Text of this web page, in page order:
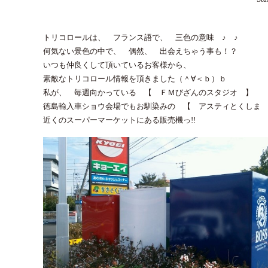
トリコロールは、 フランス語で、 三色の意味 ♪ ♪
何気ない景色の中で、 偶然、 出会えちゃう事も！？
いつも仲良くして頂いているお客様から、
素敵なトリコロール情報を頂きました（＾∀＜ｂ）ｂ
私が、 毎週向かっている 【 ＦＭびざんのスタジオ 】
徳島輸入車ショウ会場でもお馴染みの 【 アスティとくしま
近くのスーパーマーケットにある販売機っ!!